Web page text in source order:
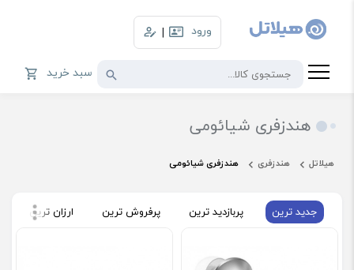
ورود |
سبد خرید
هندزفری شیائومی
هیلاتل هندزفری هندزفری شیائومی
جدید ترین پربازدید ترین پرفروش ترین ارزان ترین